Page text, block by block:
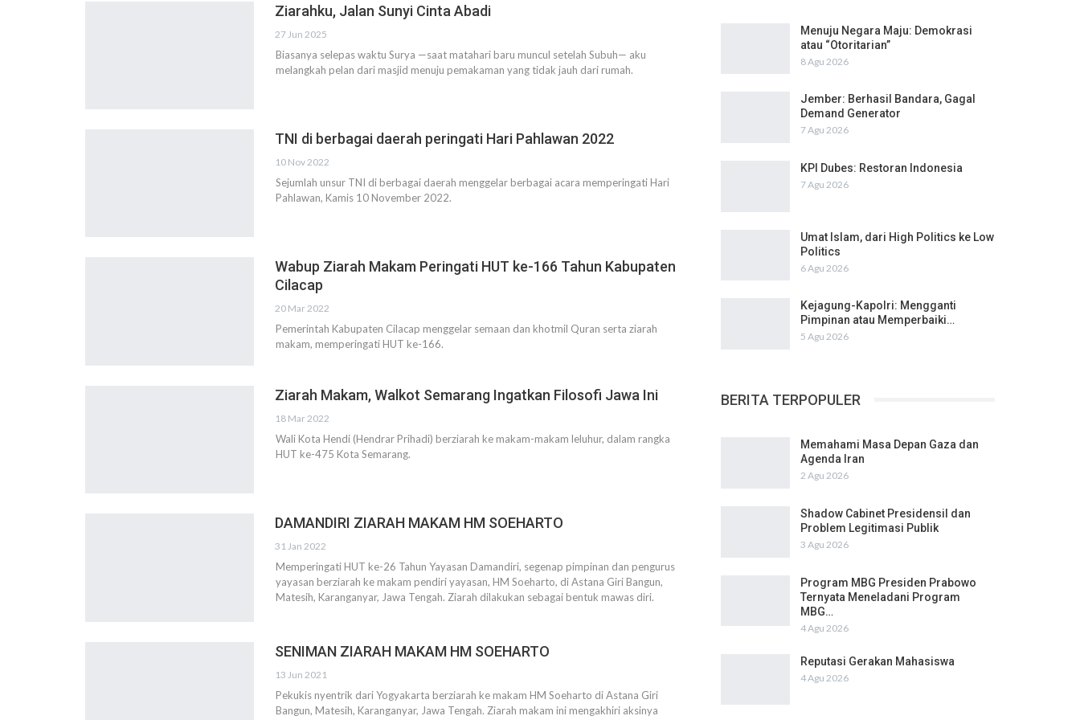
Ziarahku, Jalan Sunyi Cinta Abadi
27 Jun 2025
Biasanya selepas waktu Surya —saat matahari baru muncul setelah Subuh— aku
melangkah pelan dari masjid menuju pemakaman yang tidak jauh dari rumah.
TNI di berbagai daerah peringati Hari Pahlawan 2022
10 Nov 2022
Sejumlah unsur TNI di berbagai daerah menggelar berbagai acara memperingati Hari
Pahlawan, Kamis 10 November 2022.
Wabup Ziarah Makam Peringati HUT ke-166 Tahun Kabupaten
Cilacap
20 Mar 2022
Pemerintah Kabupaten Cilacap menggelar semaan dan khotmil Quran serta ziarah
makam, memperingati HUT ke-166.
Ziarah Makam, Walkot Semarang Ingatkan Filosofi Jawa Ini
18 Mar 2022
Wali Kota Hendi (Hendrar Prihadi) berziarah ke makam-makam leluhur, dalam rangka
HUT ke-475 Kota Semarang.
DAMANDIRI ZIARAH MAKAM HM SOEHARTO
31 Jan 2022
Memperingati HUT ke-26 Tahun Yayasan Damandiri, segenap pimpinan dan pengurus
yayasan berziarah ke makam pendiri yayasan, HM Soeharto, di Astana Giri Bangun,
Matesih, Karanganyar, Jawa Tengah. Ziarah dilakukan sebagai bentuk mawas diri.
SENIMAN ZIARAH MAKAM HM SOEHARTO
13 Jun 2021
Pekukis nyentrik dari Yogyakarta berziarah ke makam HM Soeharto di Astana Giri
Bangun, Matesih, Karanganyar, Jawa Tengah. Ziarah makam ini mengakhiri aksinya
Menuju Negara Maju: Demokrasi
atau “Otoritarian”
8 Agu 2026
Jember: Berhasil Bandara, Gagal
Demand Generator
7 Agu 2026
KPI Dubes: Restoran Indonesia
7 Agu 2026
Umat Islam, dari High Politics ke Low
Politics
6 Agu 2026
Kejagung-Kapolri: Mengganti
Pimpinan atau Memperbaiki…
5 Agu 2026
BERITA TERPOPULER
Memahami Masa Depan Gaza dan
Agenda Iran
2 Agu 2026
Shadow Cabinet Presidensil dan
Problem Legitimasi Publik
3 Agu 2026
Program MBG Presiden Prabowo
Ternyata Meneladani Program
MBG…
4 Agu 2026
Reputasi Gerakan Mahasiswa
4 Agu 2026